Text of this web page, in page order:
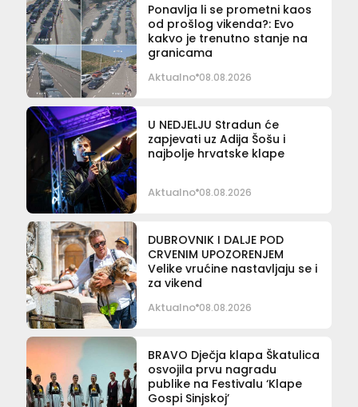
Ponavlja li se prometni kaos
od prošlog vikenda?: Evo
kakvo je trenutno stanje na
granicama
Aktualno 08.08.2026
U NEDJELJU Stradun će
zapjevati uz Adija Šošu i
najbolje hrvatske klape
Aktualno 08.08.2026
DUBROVNIK I DALJE POD
CRVENIM UPOZORENJEM
Velike vrućine nastavljaju se i
za vikend
Aktualno 08.08.2026
BRAVO Dječja klapa Škatulica
osvojila prvu nagradu
publike na Festivalu ‘Klape
Gospi Sinjskoj’